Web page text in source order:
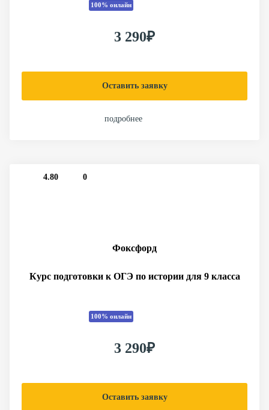
100% онлайн
3 290₽
Оставить заявку
подробнее
4.80 0
Фоксфорд
Курс подготовки к ОГЭ по истории для 9 класса
100% онлайн
3 290₽
Оставить заявку